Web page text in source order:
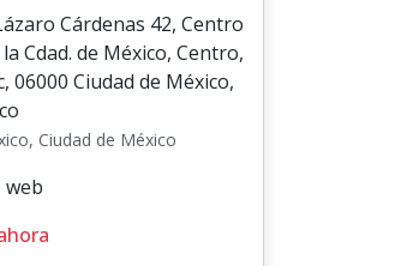
Cárdenas 42, Centro
Cdad. de México, Centro,
06000 Ciudad de México,
Ciudad de México